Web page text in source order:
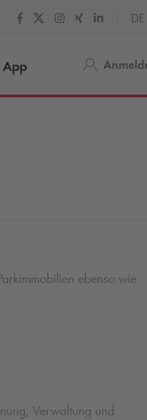
DE
App
ebenso wie
Verwaltung und